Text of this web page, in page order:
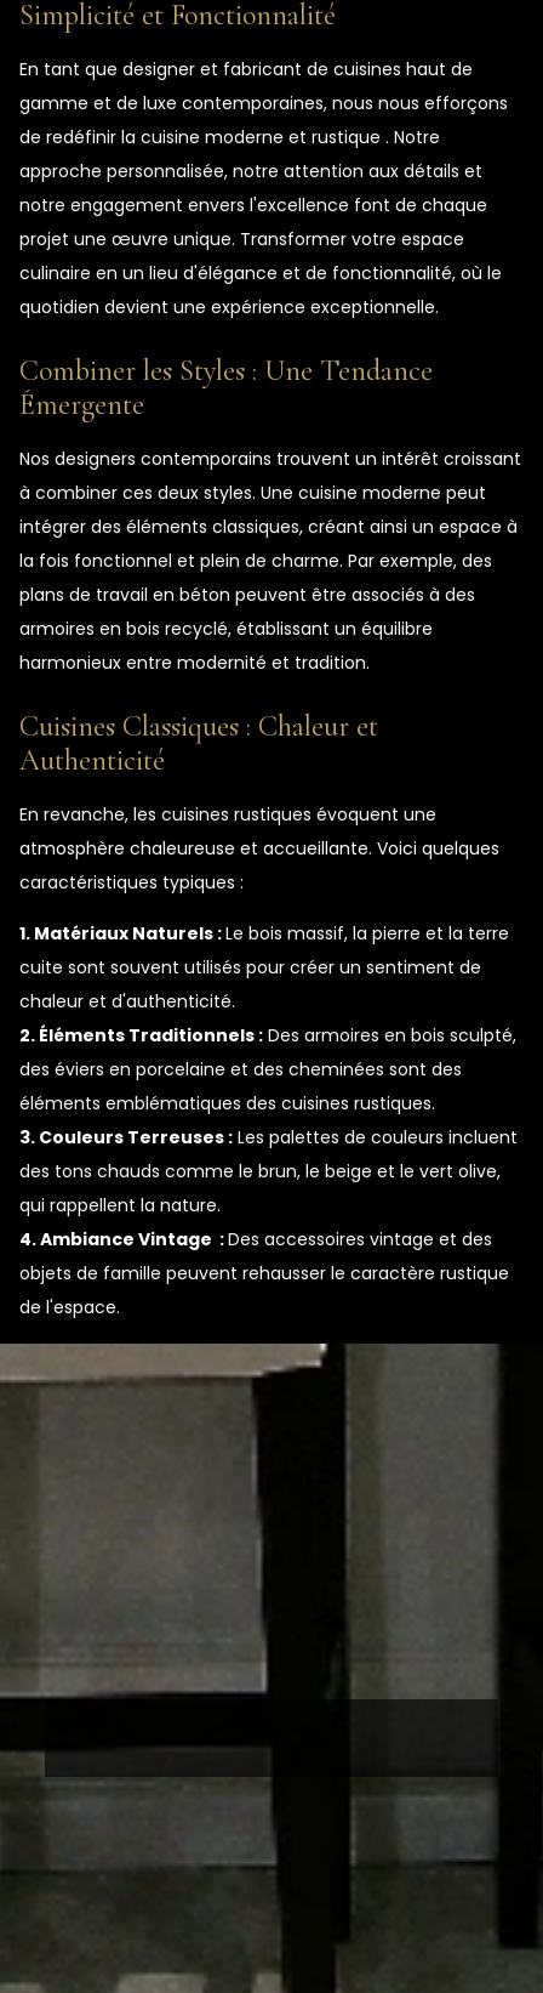
Simplicité et Fonctionnalité
En tant que designer et fabricant de cuisines haut de
gamme et de luxe contemporaines, nous nous efforçons
de redéfinir la cuisine moderne et rustique . Notre
approche personnalisée, notre attention aux détails et
notre engagement envers l'excellence font de chaque
projet une œuvre unique. Transformer votre espace
culinaire en un lieu d'élégance et de fonctionnalité, où le
quotidien devient une expérience exceptionnelle.
Combiner les Styles : Une Tendance
Émergente
Nos designers contemporains trouvent un intérêt croissant
à combiner ces deux styles. Une cuisine moderne peut
intégrer des éléments classiques, créant ainsi un espace à
la fois fonctionnel et plein de charme. Par exemple, des
plans de travail en béton peuvent être associés à des
armoires en bois recyclé, établissant un équilibre
harmonieux entre modernité et tradition.
Cuisines Classiques : Chaleur et
Authenticité
En revanche, les cuisines rustiques évoquent une
atmosphère chaleureuse et accueillante. Voici quelques
caractéristiques typiques :
1. Matériaux Naturels :Le bois massif, la pierre et la terre
cuite sont souvent utilisés pour créer un sentiment de
chaleur et d'authenticité.
2. Éléments Traditionnels : Des armoires en bois sculpté,
des éviers en porcelaine et des cheminées sont des
éléments emblématiques des cuisines rustiques.
3. Couleurs Terreuses : Les palettes de couleurs incluent
des tons chauds comme le brun, le beige et le vert olive,
qui rappellent la nature.
4. Ambiance Vintage :Des accessoires vintage et des
objets de famille peuvent rehausser le caractère rustique
de l'espace.